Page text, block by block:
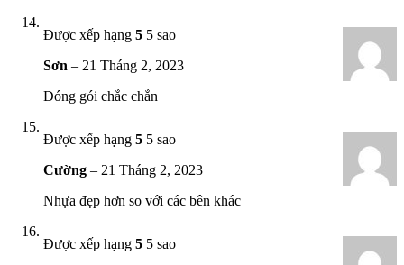
Được xếp hạng 5 5 sao
Sơn – 21 Tháng 2, 2023
Đóng gói chắc chắn
Được xếp hạng 5 5 sao
Cường – 21 Tháng 2, 2023
Nhựa đẹp hơn so với các bên khác
Được xếp hạng 5 5 sao